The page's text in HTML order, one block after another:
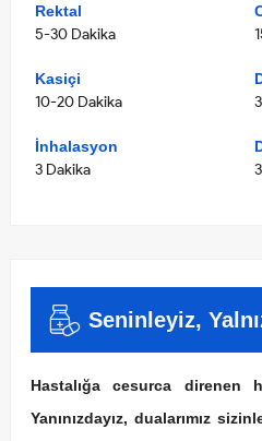
Rektal
5-30 Dakika
Kasiçi
10-20 Dakika
İnhalasyon
3 Dakika
Seninleyiz,
Hastalığa cesurca direnen
Yanınızdayız, dualarımız